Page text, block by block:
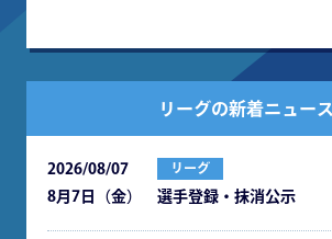
リーグの新着ニュース
2026/08/07 リーグ
8月7日（金） 選手登録・抹消公示